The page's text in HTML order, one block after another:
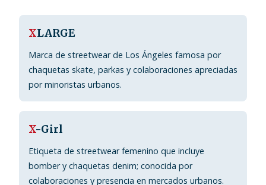
XLARGE
Marca de streetwear de Los Ángeles famosa por
chaquetas skate, parkas y colaboraciones apreciadas
por minoristas urbanos.
X-Girl
Etiqueta de streetwear femenino que incluye
bomber y chaquetas denim; conocida por
colaboraciones y presencia en mercados urbanos.